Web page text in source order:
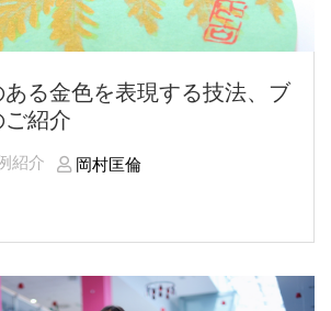
ある金色を表現する技法、ブ
ご紹介
紹介 岡村匡倫